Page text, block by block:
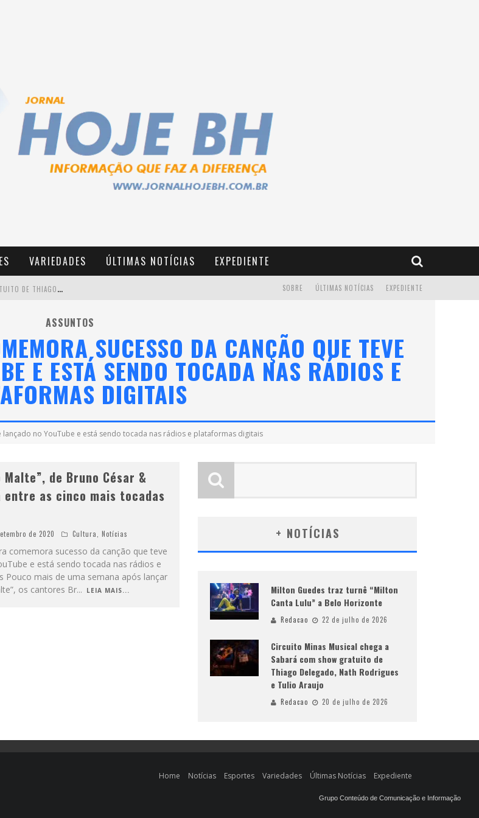
VARIEDADES ÚLTIMAS NOTÍCIAS EXPEDIENTE
C
IRCUITO MINAS MUSICAL CHEGA A SABARÁ COM SHOW GRATUITO DE THIAGO DELEGADO, NATH RODRIGUES E TULIO ARAUJO
S
IMONE CELEBRA A FORÇA FEMININA E SUA TRAJETÓRIA HISTÓRICA NA MPB EM NOVO SHOW “QUE MULHER É ESSA!?” EM BELO HORIZONTE
HORIZONTE
EXPEDIENTE
ÚLTIMAS NOTÍCIAS
SOBRE
ASSUNTOS
SUCESSO DA CANÇÃO QUE TEVE
E ESTÁ SENDO TOCADA NAS RÁDIOS E
DIGITAIS
no YouTube e está sendo tocada nas rádios e plataformas digitais
de Bruno César &
entre as cinco mais tocadas
de 2020 Cultura Notícias
comemora sucesso da canção que teve
e está sendo tocada nas rádios e
Pouco mais de uma semana após lançar
os cantores Br... LEIA MAIS...
+ NOTÍCIAS
Milton Guedes traz turnê “Milton
Canta Lulu” a Belo Horizonte
Redacao 22 de julho de 2026
Circuito Minas Musical chega a
Sabará com show gratuito de
Thiago Delegado, Nath Rodrigues
e Tulio Araujo
Redacao 20 de julho de 2026
Home Notícias Esportes Variedades Últimas Notícias Expediente
Grupo Conteúdo de Comunicação e Informação